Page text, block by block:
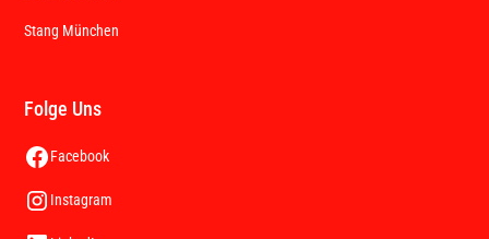
Stang München
Folge Uns
Facebook
Instagram